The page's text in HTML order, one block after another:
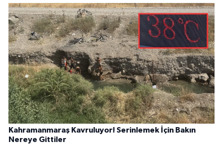
Kahramanmaraş Kavruluyor! Serinlemek İçin Bakın
Nereye Gittiler